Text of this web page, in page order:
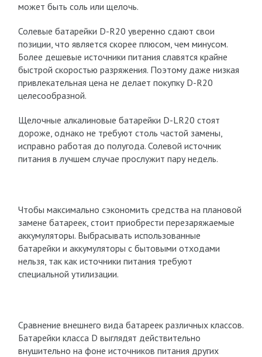
может быть соль или щелочь.
Солевые батарейки D-R20 уверенно сдают свои
позиции, что является скорее плюсом, чем минусом.
Более дешевые источники питания славятся крайне
быстрой скоростью разряжения. Поэтому даже низкая
привлекательная цена не делает покупку D-R20
целесообразной.
Щелочные алкалиновые батарейки D-LR20 стоят
дороже, однако не требуют столь частой замены,
исправно работая до полугода. Солевой источник
питания в лучшем случае прослужит пару недель.
Чтобы максимально сэкономить средства на плановой
замене батареек, стоит приобрести перезаряжаемые
аккумуляторы. Выбрасывать использованные
батарейки и аккумуляторы с бытовыми отходами
нельзя, так как источники питания требуют
специальной утилизации.
Сравнение внешнего вида батареек различных классов.
Батарейки класса D выглядят действительно
внушительно на фоне источников питания других